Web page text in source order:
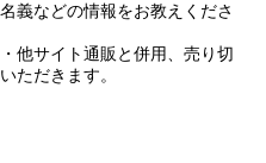
義などの情報をお教えくださ
他サイト通販と併用、売り切
ただきます。